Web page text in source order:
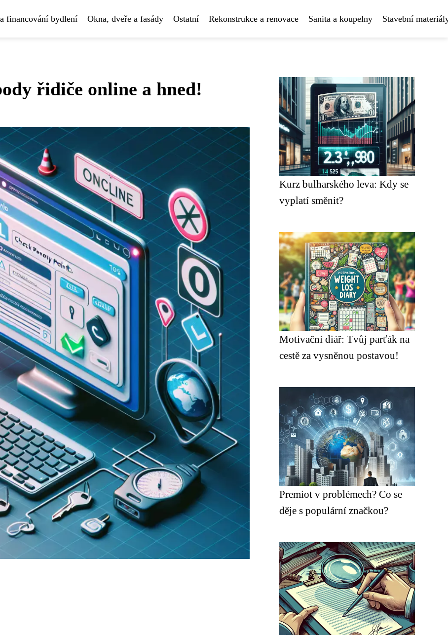
financování bydlení Okna, dveře a fasády Ostatní Rekonstrukce a renovace Sanita a koupelny Stavební
řidiče online a hned!
Kurz bulharského leva: Kdy se
vyplatí směnit?
Motivační diář: Tvůj parťák na
cestě za vysněnou postavou!
Premiot v problémech? Co se
děje s populární značkou?